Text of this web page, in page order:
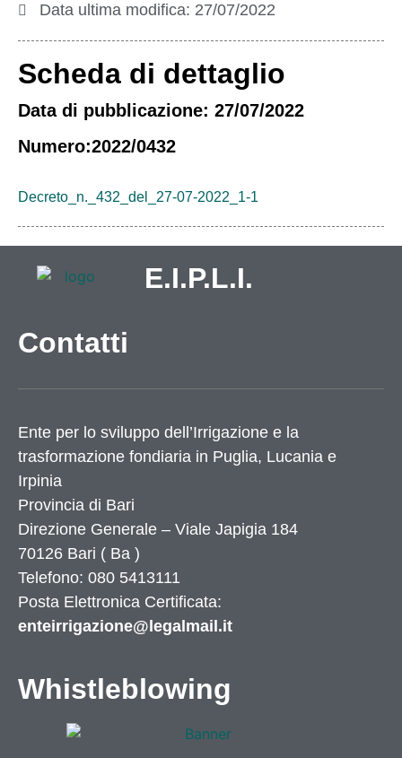
Data ultima modifica: 27/07/2022
Scheda di dettaglio
Data di pubblicazione: 27/07/2022
Numero:2022/0432
Decreto_n._432_del_27-07-2022_1-1
E.I.P.L.I.
Contatti
Ente per lo sviluppo dell’Irrigazione e la
trasformazione fondiaria in Puglia, Lucania e
Irpinia
Provincia di Bari
Direzione Generale – Viale Japigia 184
70126 Bari ( Ba )
Telefono: 080 5413111
Posta Elettronica Certificata:
enteirrigazione@legalmail.it
Whistleblowing